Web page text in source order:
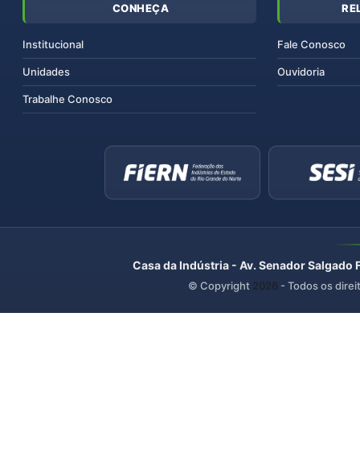
CONHEÇA
Institucional
Unidades
Trabalhe Conosco
Fale Conosco
Ouvidoria
Casa da Indústria - Av. Senador
© Copyright 2026 - Todos os